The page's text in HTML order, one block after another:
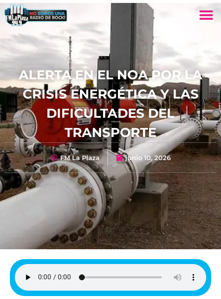
ALERTA EN EL NOA POR LA
CRISIS ENERGÉTICA Y LAS
DIFICULTADES DEL
TRANSPORTE
FM La Plaza junio 10, 2026